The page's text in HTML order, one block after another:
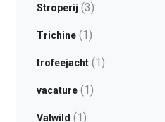
Stroperij (3)
Trichine(1)
trofeejacht(1)
vacature(1)
Valwild (1)